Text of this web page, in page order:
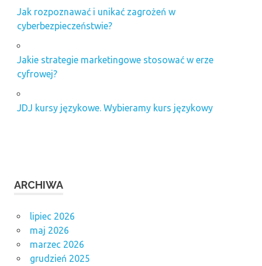
Jak rozpoznawać i unikać zagrożeń w
cyberbezpieczeństwie?
Jakie strategie marketingowe stosować w erze
cyfrowej?
JDJ kursy językowe. Wybieramy kurs językowy
ARCHIWA
lipiec 2026
maj 2026
marzec 2026
grudzień 2025